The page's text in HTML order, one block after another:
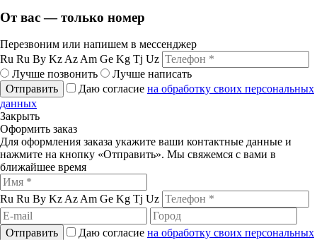
От вас — только номер
Перезвоним или напишем в мессенджер
Ru Ru By Kz Az Am Ge Kg Tj Uz
Лучше позвонить
Лучше написать
Отправить
Даю согласие на обработку своих персональных
данных
Закрыть
Оформить заказ
Для оформления заказа укажите ваши контактные данные и
нажмите на кнопку «Отправить». Мы свяжемся с вами в
ближайшее время
Ru Ru By Kz Az Am Ge Kg Tj Uz
Отправить Даю согласие на обработку своих персональных